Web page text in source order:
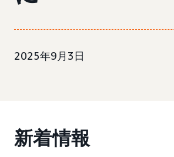
2025年9月3日
新着情報